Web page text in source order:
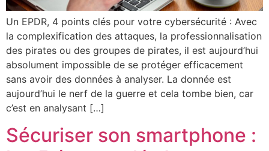
Un EPDR, 4 points clés pour votre cybersécurité : Avec
la complexification des attaques, la professionnalisation
des pirates ou des groupes de pirates, il est aujourd’hui
absolument impossible de se protéger efficacement
sans avoir des données à analyser. La donnée est
aujourd’hui le nerf de la guerre et cela tombe bien, car
c’est en analysant […]
Sécuriser son smartphone :